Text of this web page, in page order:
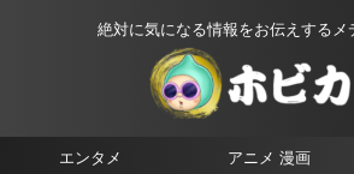
絶対に気になる情報をお伝えするメ
エンタメ アニメ 漫画